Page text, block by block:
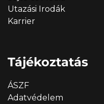
Utazási Irodák
Karrier
Tájékoztatás
ÁSZF
Adatvédelem